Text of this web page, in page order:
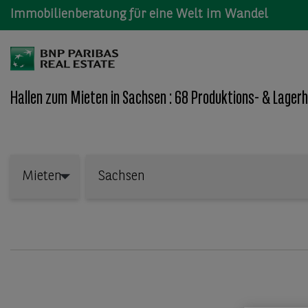
Immobilienberatung für eine Welt im Wandel
Hallen zum Mieten in Sachsen : 68 Produktions- &
Mieten